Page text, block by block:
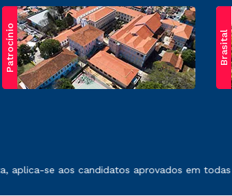
Patrocínio Brasital
no contrato de prestação de serviços.
aplica-se aos candidatos aprovados em